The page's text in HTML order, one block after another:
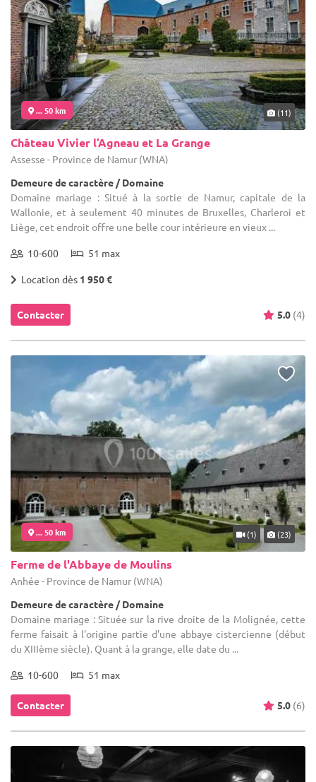
... 50 km (11)
Château Vivier l’Agneau et La Grange
Assesse - Province de Namur (WNA)
Demeure de caractère / Domaine
Domaine mariage : Situé à la sortie de Namur, capitale de la
Wallonie, et à seulement 40 minutes de Bruxelles, Charleroi et
Liège, cet endroit offre une belle cour intérieure en vieux ...
10-600 51 max
Location dès 1 950 €
Contacter 5.0 (4)
... 50 km (1) (23)
Ferme de l'Abbaye de Moulins
Anhée - Province de Namur (WNA)
Demeure de caractère / Domaine
Domaine mariage : Située sur la rive droite de la Molignée, cette
ferme faisait à l'origine partie d'une abbaye cistercienne (début
du XIIIème siècle). Quant à la grange, elle date du ...
10-600 51 max
Contacter 5.0 (6)